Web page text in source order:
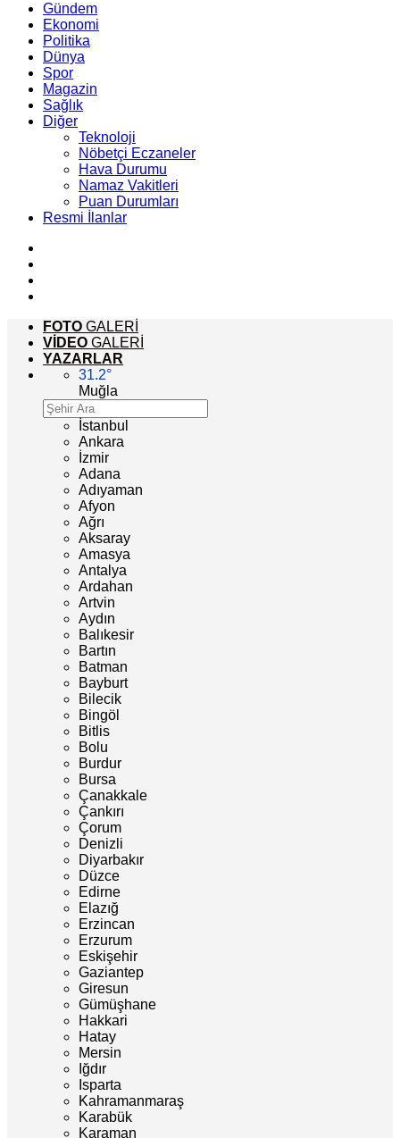
Gündem
Ekonomi
Politika
Dünya
Spor
Magazin
Sağlık
Diğer
Teknoloji
Nöbetçi Eczaneler
Hava Durumu
Namaz Vakitleri
Puan Durumları
Resmi İlanlar
FOTO GALERİ
VİDEO GALERİ
YAZARLAR
31.2°
Muğla
İstanbul
Ankara
İzmir
Adana
Adıyaman
Afyon
Ağrı
Aksaray
Amasya
Antalya
Ardahan
Artvin
Aydın
Balıkesir
Bartın
Batman
Bayburt
Bilecik
Bingöl
Bitlis
Bolu
Burdur
Bursa
Çanakkale
Çankırı
Çorum
Denizli
Diyarbakır
Düzce
Edirne
Elazığ
Erzincan
Erzurum
Eskişehir
Gaziantep
Giresun
Gümüşhane
Hakkari
Hatay
Mersin
Iğdır
Isparta
Kahramanmaraş
Karabük
Karaman